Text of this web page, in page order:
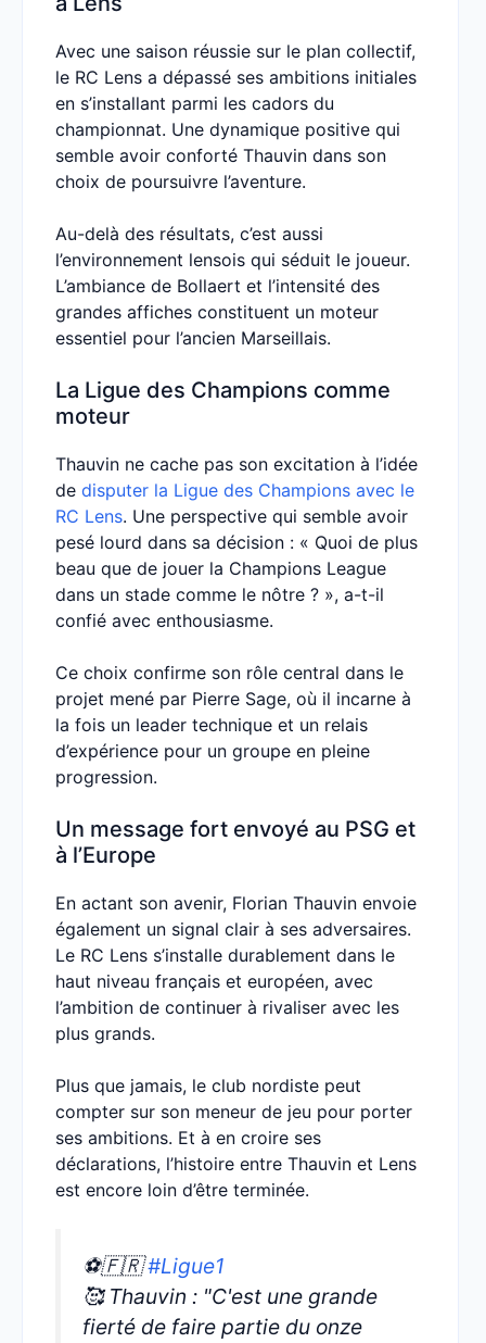
Avec une saison réussie sur le plan collectif,
le RC Lens a dépassé ses ambitions initiales
en s’installant parmi les cadors du
championnat. Une dynamique positive qui
semble avoir conforté Thauvin dans son
choix de poursuivre l’aventure.
Au-delà des résultats, c’est aussi
l’environnement lensois qui séduit le joueur.
L’ambiance de Bollaert et l’intensité des
grandes affiches constituent un moteur
essentiel pour l’ancien Marseillais.
La Ligue des Champions comme
moteur
Thauvin ne cache pas son excitation à l’idée
de disputer la Ligue des Champions avec le
RC Lens. Une perspective qui semble avoir
pesé lourd dans sa décision : « Quoi de plus
beau que de jouer la Champions League
dans un stade comme le nôtre ? », a-t-il
confié avec enthousiasme.
Ce choix confirme son rôle central dans le
projet mené par Pierre Sage, où il incarne à
la fois un leader technique et un relais
d’expérience pour un groupe en pleine
progression.
Un message fort envoyé au PSG et
à l’Europe
En actant son avenir, Florian Thauvin envoie
également un signal clair à ses adversaires.
Le RC Lens s’installe durablement dans le
haut niveau français et européen, avec
l’ambition de continuer à rivaliser avec les
plus grands.
Plus que jamais, le club nordiste peut
compter sur son meneur de jeu pour porter
ses ambitions. Et à en croire ses
déclarations, l’histoire entre Thauvin et Lens
est encore loin d’être terminée.
⚽🇫🇷#Ligue1
🥰 Thauvin : "C'est une grande
fierté de faire partie du onze